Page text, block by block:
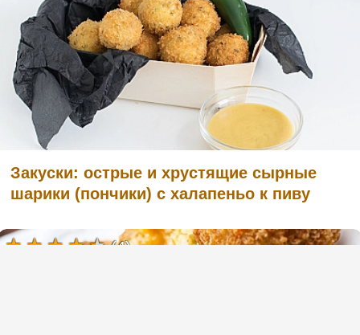
Закуски: острые и хрустящие сырные
шарики (пончики) с халапеньо к пиву
(4)